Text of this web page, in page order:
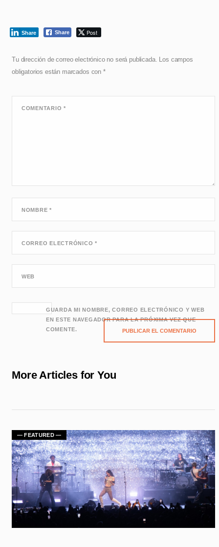
Share Post
Share
Tu dirección de correo electrónico no será publicada. Los campos
obligatorios están marcados con *
COMENTARIO*
NOMBRE*
CORREO ELECTRÓNICO*
WEB
GUARDA MI NOMBRE, CORREO ELECTRÓNICO Y WEB
EN ESTE NAVEGADOR PARA LA PRÓXIMA VEZ QUE
COMENTE.
More Articles for You
— FEATURED —